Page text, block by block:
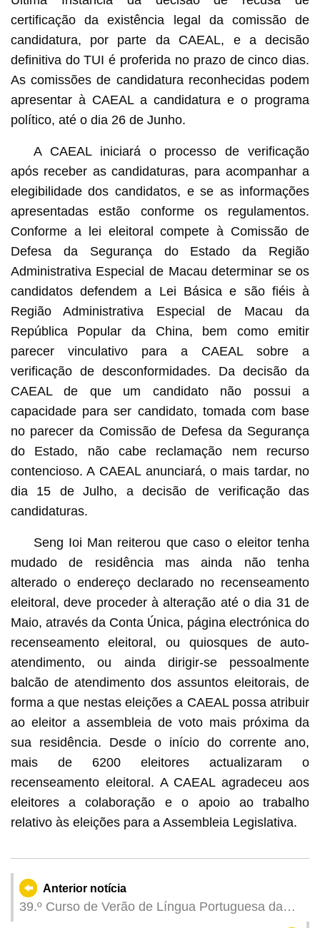
certificação da existência legal da comissão de
candidatura, por parte da CAEAL, e a decisão
definitiva do TUI é proferida no prazo de cinco dias.
As comissões de candidatura reconhecidas podem
apresentar à CAEAL a candidatura e o programa
político, até o dia 26 de Junho.
A CAEAL iniciará o processo de verificação
após receber as candidaturas, para acompanhar a
elegibilidade dos candidatos, e se as informações
apresentadas estão conforme os regulamentos.
Conforme a lei eleitoral compete à Comissão de
Defesa da Segurança do Estado da Região
Administrativa Especial de Macau determinar se os
candidatos defendem a Lei Básica e são fiéis à
Região Administrativa Especial de Macau da
República Popular da China, bem como emitir
parecer vinculativo para a CAEAL sobre a
verificação de desconformidades. Da decisão da
CAEAL de que um candidato não possui a
capacidade para ser candidato, tomada com base
no parecer da Comissão de Defesa da Segurança
do Estado, não cabe reclamação nem recurso
contencioso. A CAEAL anunciará, o mais tardar, no
dia 15 de Julho, a decisão de verificação das
candidaturas.
Seng Ioi Man reiterou que caso o eleitor tenha
mudado de residência mas ainda não tenha
alterado o endereço declarado no recenseamento
eleitoral, deve proceder à alteração até o dia 31 de
Maio, através da Conta Única, página electrónica do
recenseamento eleitoral, ou quiosques de auto-
atendimento, ou ainda dirigir-se pessoalmente
balcão de atendimento dos assuntos eleitorais, de
forma a que nestas eleições a CAEAL possa atribuir
ao eleitor a assembleia de voto mais próxima da
sua residência. Desde o início do corrente ano,
mais de 6200 eleitores actualizaram o
recenseamento eleitoral. A CAEAL agradeceu aos
eleitores a colaboração e o apoio ao trabalho
relativo às eleições para a Assembleia Legislativa.
Anterior notícia
39.º Curso de Verão de Língua Portuguesa da